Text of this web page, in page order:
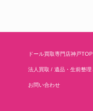
ドール買取専門店神戸TOP
法人買取 遺品・生前整理
お問い合わせ